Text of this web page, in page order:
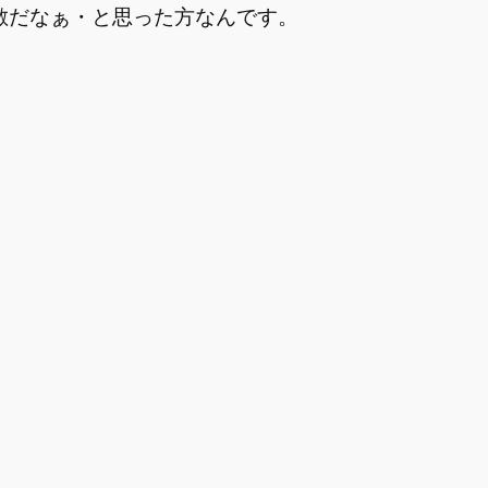
なぁ・と思った方なんです。